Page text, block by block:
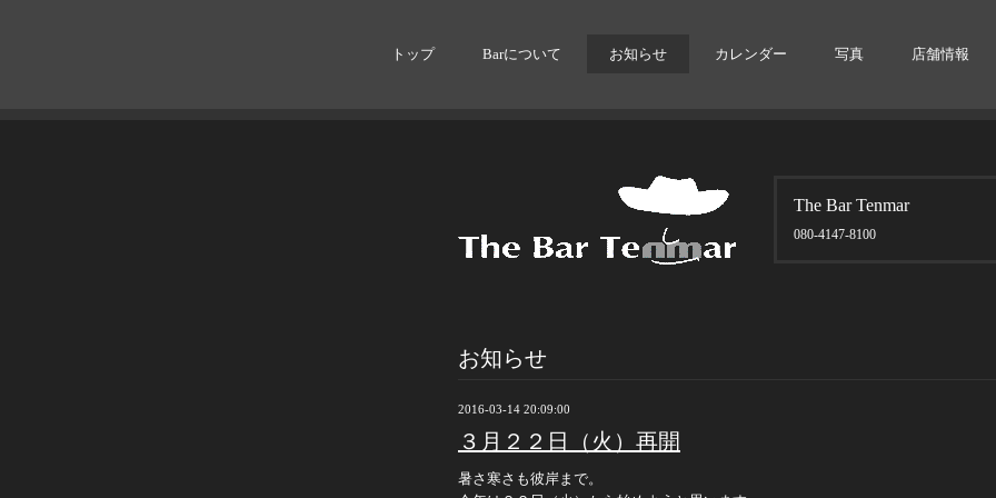
トップ Barについて お知らせ カレンダー 写真 店舗情報
The Bar Tenmar
080-4147-8100
お知らせ
2016-03-14 20:09:00
３月２２日（火）再開
暑さ寒さも彼岸まで。